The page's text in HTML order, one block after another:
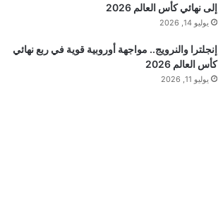
إلى نهائي كأس العالم 2026
يوليو 14, 2026
إنجلترا والنرويج.. مواجهة أوروبية قوية في ربع نهائي
كأس العالم 2026
يوليو 11, 2026